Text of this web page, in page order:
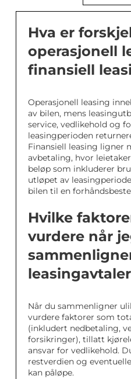
Hva er
operasjonell
finansiell
Operasjonell leasing
av bilen, mens
service, vedlikehold og
leasingperioden
Finansiell leasing ligner
avbetaling, hvor
beløp som inkluderer
utløpet av
bilen til en
Hvilke
vurdere når
Når du sammenligner
vurdere faktorer som
(inkludert nedbetaling,
forsikringer), tillatt
ansvar for vedlikehold.
restverdien og
kan påløpe.